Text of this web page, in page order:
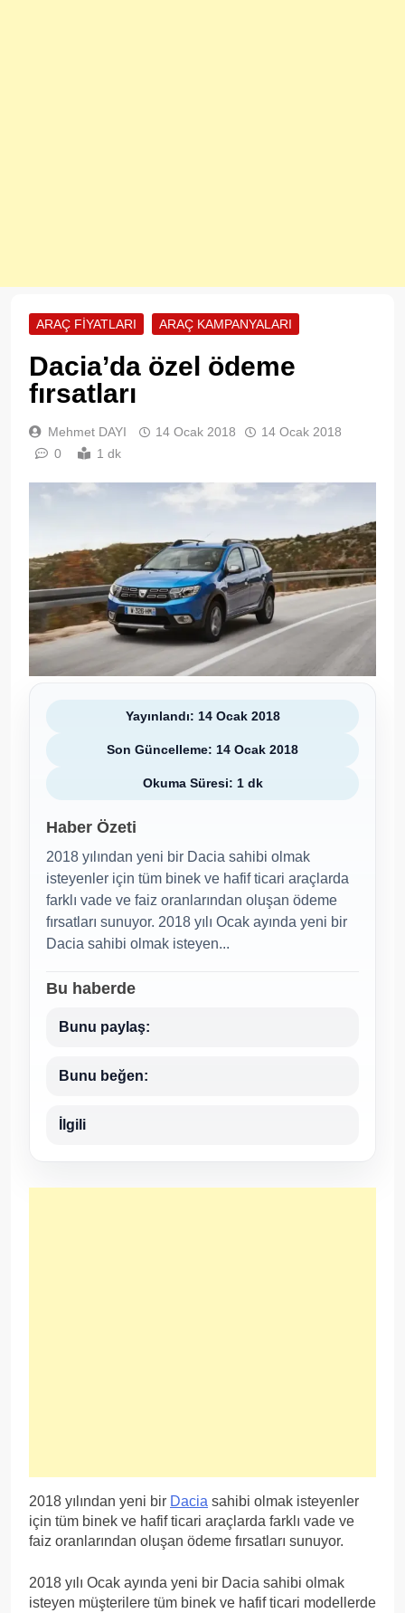
ARAÇ FIYATLARI ARAÇ KAMPANYALARI
Dacia’da özel ödeme
fırsatları
Mehmet DAYI 14 Ocak 2018
14 Ocak 2018
0
1 dk
Yayınlandı: 14 Ocak 2018
Son Güncelleme: 14 Ocak 2018
Okuma Süresi: 1 dk
Haber Özeti
2018 yılından yeni bir Dacia sahibi olmak
isteyenler için tüm binek ve hafif ticari araçlarda
farklı vade ve faiz oranlarından oluşan ödeme
fırsatları sunuyor. 2018 yılı Ocak ayında yeni bir
Dacia sahibi olmak isteyen...
Bu haberde
Bunu paylaş:
Bunu beğen:
İlgili
2018 yılından yeni bir Dacia sahibi olmak isteyenler
için tüm binek ve hafif ticari araçlarda farklı vade ve
faiz oranlarından oluşan ödeme fırsatları sunuyor.
2018 yılı Ocak ayında yeni bir Dacia sahibi olmak
isteyen müşterilere tüm binek ve hafif ticari modellerde